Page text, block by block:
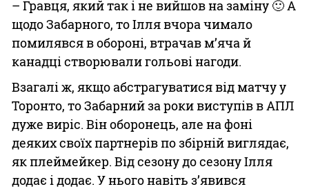
– Гравця, який так і не вийшов на заміну 🙂 А
щодо Забарного, то Ілля вчора чимало
помилявся в обороні, втрачав м’яча й
канадці створювали гольові нагоди.
Взагалі ж, якщо абстрагуватися від матчу у
Торонто, то Забарний за роки виступів в АПЛ
дуже виріс. Він оборонець, але на фоні
деяких своїх партнерів по збірній виглядає,
як плеймейкер. Від сезону до сезону Ілля
додає і додає. У нього навіть з’явився